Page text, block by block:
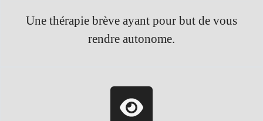
Une thérapie brève ayant pour but de vous
rendre autonome.